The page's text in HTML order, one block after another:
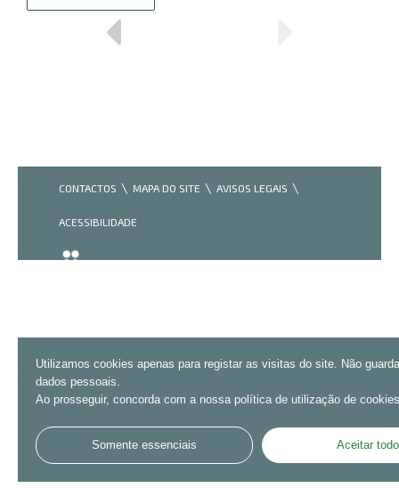
Utilizamos cookies apenas para registar as visitas do site. Não
dados pessoais.
Ao prosseguir, concorda com a nossa política de utilização de
Somente essenciais Aceitar
CONTACTOS MAPA DO SITE AVISOS LEGAIS
ACESSIBILIDADE